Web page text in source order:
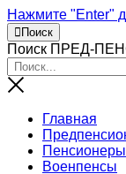
Нажмите "Enter"
Поиск
Поиск ПРЕД-
Главная
Пенсионеры
Военпенсы